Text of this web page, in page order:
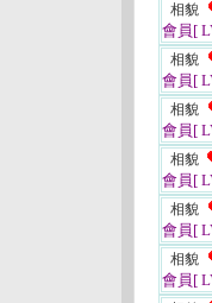
相貌
會員[
相貌
會員[
相貌
會員[
相貌
會員[
相貌
會員[
相貌
會員[